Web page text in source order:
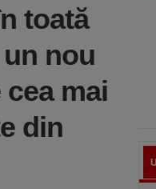
toată
nou
mai
din